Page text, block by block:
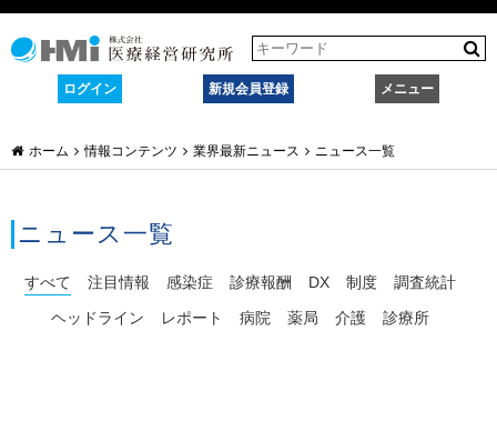
ログイン 新規会員登録 メニュー
ホーム 情報コンテンツ 業界最新ニュース ニュース一覧
ニュース一覧
すべて 注目情報 感染症 診療報酬 DX 制度
調査統計
ヘッドライン
レポート 病院 薬局 介護 診療所